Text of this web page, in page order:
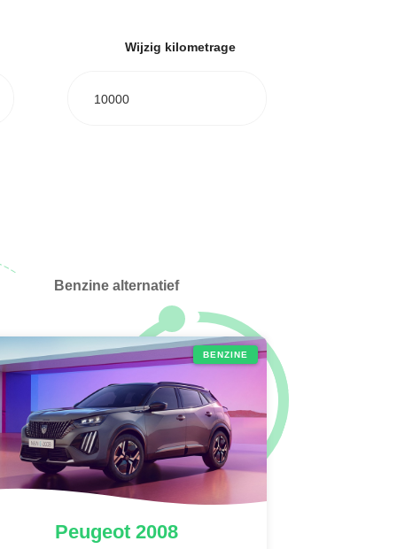
Wijzig kilometrage
10000
Benzine alternatief
BENZINE
Peugeot2008